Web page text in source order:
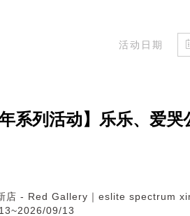
活动日期
年系列活动】乐乐、爱
店 - Red Gallery｜eslite spectrum
09/13